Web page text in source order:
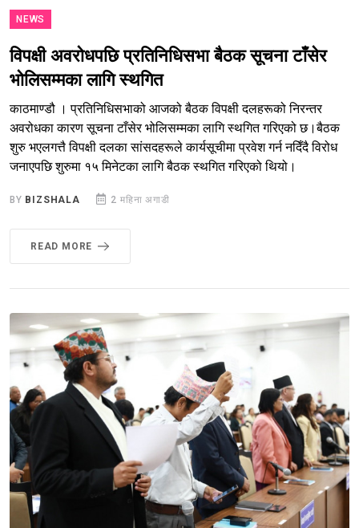
NEWS
विपक्षी अवरोधपछि प्रतिनिधिसभा बैठक सूचना टाँसेर
भोलिसम्मका लागि स्थगित
काठमाण्डौ । प्रतिनिधिसभाको आजको बैठक विपक्षी दलहरूको निरन्तर
अवरोधका कारण सूचना टाँसेर भोलिसम्मका लागि स्थगित गरिएको छ।बैठक
शुरु भएलगत्तै विपक्षी दलका सांसदहरूले कार्यसूचीमा प्रवेश गर्न नदिँदै विरोध
जनाएपछि शुरुमा १५ मिनेटका लागि बैठक स्थगित गरिएको थियो।
BY BIZSHALA 2 महिना अगाडी
READ MORE